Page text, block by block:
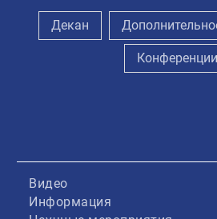
Декан
Конференции
Видео
Информация